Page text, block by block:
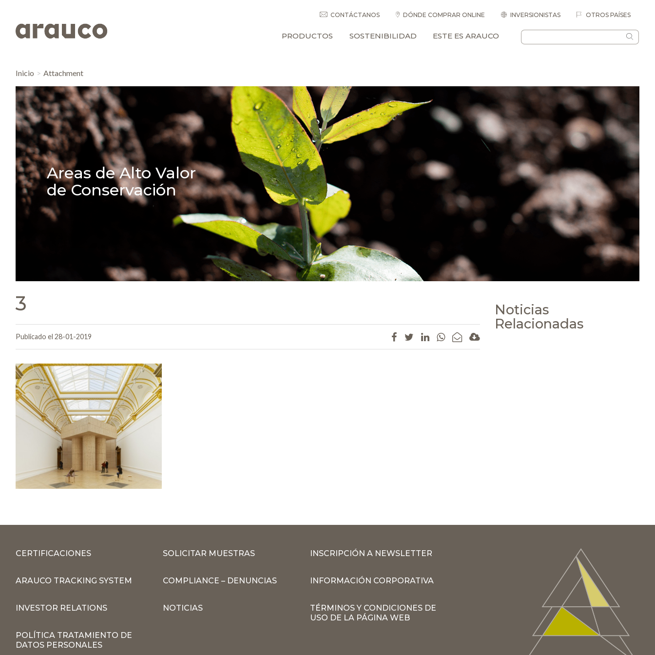
CONTÁCTANOS DÓNDE COMPRAR ONLINE INVERSIONISTAS OTROS PAÍSES
PRODUCTOS SOSTENIBILIDAD ESTE ES ARAUCO
Inicio Attachment
Areas de Alto Valor
de Conservación
3
Publicado el 28-01-2019
Noticias
Relacionadas
CERTIFICACIONES SOLICITAR MUESTRAS INSCRIPCIÓN A NEWSLETTER
ARAUCO TRACKING SYSTEM COMPLIANCE – DENUNCIAS INFORMACIÓN CORPORATIVA
INVESTOR RELATIONS NOTICIAS
TÉRMINOS Y CONDICIONES DE
USO DE LA PÁGINA WEB
POLÍTICA TRATAMIENTO DE
DATOS PERSONALES